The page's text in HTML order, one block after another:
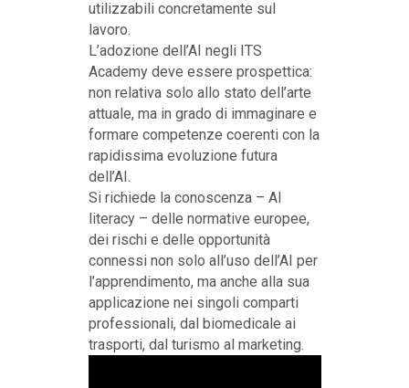
utilizzabili concretamente sul
lavoro.
L’adozione dell’AI negli ITS
Academy deve essere prospettica:
non relativa solo allo stato dell’arte
attuale, ma in grado di immaginare e
formare competenze coerenti con la
rapidissima evoluzione futura
dell’AI.
Si richiede la conoscenza – AI
literacy – delle normative europee,
dei rischi e delle opportunità
connessi non solo all’uso dell’AI per
l’apprendimento, ma anche alla sua
applicazione nei singoli comparti
professionali, dal biomedicale ai
trasporti, dal turismo al marketing.